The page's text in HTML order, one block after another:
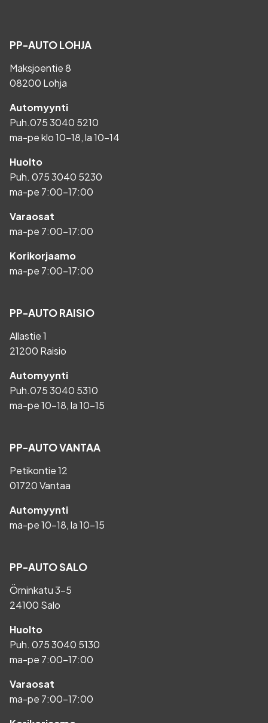
PP-AUTO LOHJA
Maksjoentie 8
08200 Lohja
Automyynti
Puh.075 3040 5210
ma-pe klo 10-18, la 10-14
Huolto
Puh. 075 3040 5230
ma-pe 7:00-17:00
Varaosat
ma-pe 7:00-17:00
Korikorjaamo
ma-pe 7:00-17:00
PP-AUTO RAISIO
Allastie 1
21200 Raisio
Automyynti
Puh.075 3040 5310
ma-pe 10-18, la 10-15
PP-AUTO VANTAA
Petikontie 12
01720 Vantaa
Automyynti
ma-pe 10-18, la 10-15
PP-AUTO SALO
Örninkatu 3-5
24100 Salo
Huolto
Puh. 075 3040 5130
ma-pe 7:00-17:00
Varaosat
ma-pe 7:00-17:00